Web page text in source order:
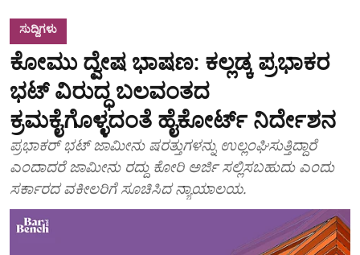
ಸುದ್ದಿಗಳು
ಕೋಮು ದ್ವೇಷ ಭಾಷಣ: ಕಲ್ಲಡ್ಕ ಪ್ರಭಾಕರ
ಭಟ್ ವಿರುದ್ಧ ಬಲವಂತದ
ಕ್ರಮಕೈಗೊಳ್ಳದಂತೆ ಹೈಕೋರ್ಟ್‌ ನಿರ್ದೇಶನ
ಪ್ರಭಾಕರ್‌ ಭಟ್‌ ಜಾಮೀನು ಷರತ್ತುಗಳನ್ನು ಉಲ್ಲಂಘಿಸುತ್ತಿದ್ದಾರೆ
ಎಂದಾದರೆ ಜಾಮೀನು ರದ್ದು ಕೋರಿ ಅರ್ಜಿ ಸಲ್ಲಿಸಬಹುದು ಎಂದು
ಸರ್ಕಾರದ ವಕೀಲರಿಗೆ ಸೂಚಿಸಿದ ನ್ಯಾಯಾಲಯ.